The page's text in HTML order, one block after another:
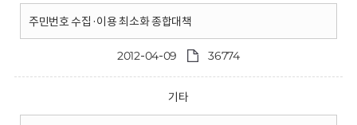
주민번호 수집·이용 최소화 종합대책
2012-04-09 36774
기타